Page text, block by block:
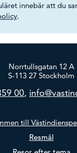
innebär att du
.
Norrtullsgatan 12 A
S-113 27 Stockholm
00,
till
Resmål